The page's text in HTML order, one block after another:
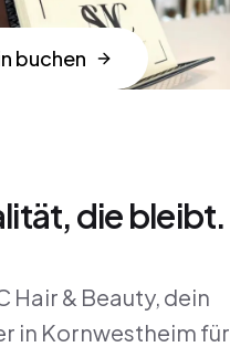
buchen
die bleibt.
Hair & Beauty, dein
in Kornwestheim für